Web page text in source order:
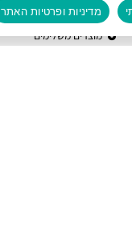
כסאות מעוצבים
מוצרים משלימים
מדיניות ופרטיות האתר